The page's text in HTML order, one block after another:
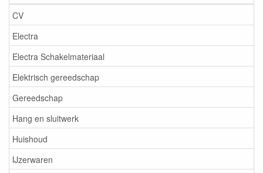
CV
Electra
Electra Schakelmateriaal
Elektrisch gereedschap
Gereedschap
Hang en sluitwerk
Huishoud
IJzerwaren